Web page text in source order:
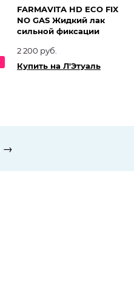
FARMAVITA HD ECO FIX
NO GAS Жидкий лак
сильной фиксации
2 200 руб.
Купить на Л'Этуаль
→